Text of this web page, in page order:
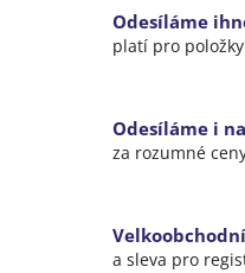
Odesíláme
platí pro
Odesíláme i
za rozumné
a sleva pro